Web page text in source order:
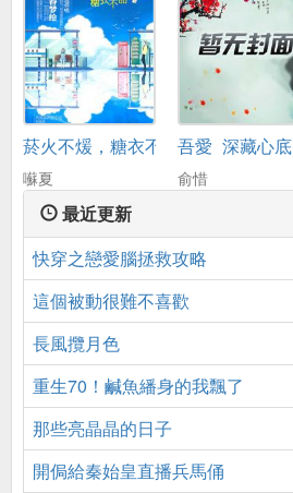
菸火不煖，糖衣不甜
囌夏
吾愛_深藏心底
俞惜
最近更新
快穿之戀愛腦拯救攻略
這個被動很難不喜歡
長風攬月色
重生70！鹹魚繙身的我飄了
那些亮晶晶的日子
開侷給秦始皇直播兵馬俑